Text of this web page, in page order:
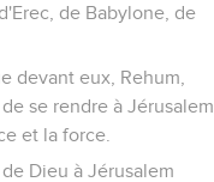
de Babylone, de
devant eux, Rehum,
se rendre à Jérusalem
et la force.
Dieu à Jérusalem